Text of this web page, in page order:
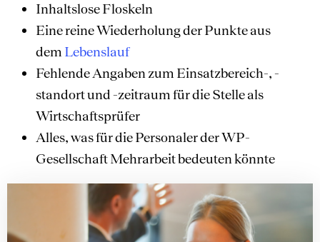
Inhaltslose Floskeln
Eine reine Wiederholung der Punkte aus
dem Lebenslauf
Fehlende Angaben zum Einsatzbereich-, -
standort und -zeitraum für die Stelle als
Wirtschaftsprüfer
Alles, was für die Personaler der WP-
Gesellschaft Mehrarbeit bedeuten könnte